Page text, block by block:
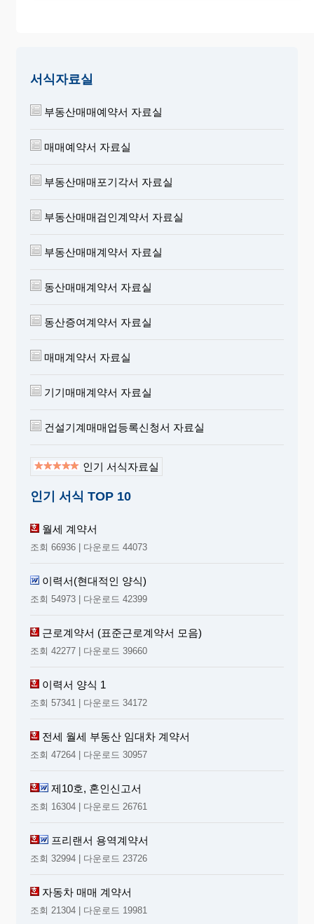
서식자료실
부동산매매예약서 자료실
매매예약서 자료실
부동산매매포기각서 자료실
부동산매매검인계약서 자료실
부동산매매계약서 자료실
동산매매계약서 자료실
동산증여계약서 자료실
매매계약서 자료실
기기매매계약서 자료실
건설기계매매업등록신청서 자료실
인기 서식자료실
인기 서식 TOP 10
월세 계약서
조회 66936 | 다운로드 44073
이력서(현대적인 양식)
조회 54973 | 다운로드 42399
근로계약서 (표준근로계약서 모음)
조회 42277 | 다운로드 39660
이력서 양식 1
조회 57341 | 다운로드 34172
전세 월세 부동산 임대차 계약서
조회 47264 | 다운로드 30957
제10호, 혼인신고서
조회 16304 | 다운로드 26761
프리랜서 용역계약서
조회 32994 | 다운로드 23726
자동차 매매 계약서
조회 21304 | 다운로드 19981